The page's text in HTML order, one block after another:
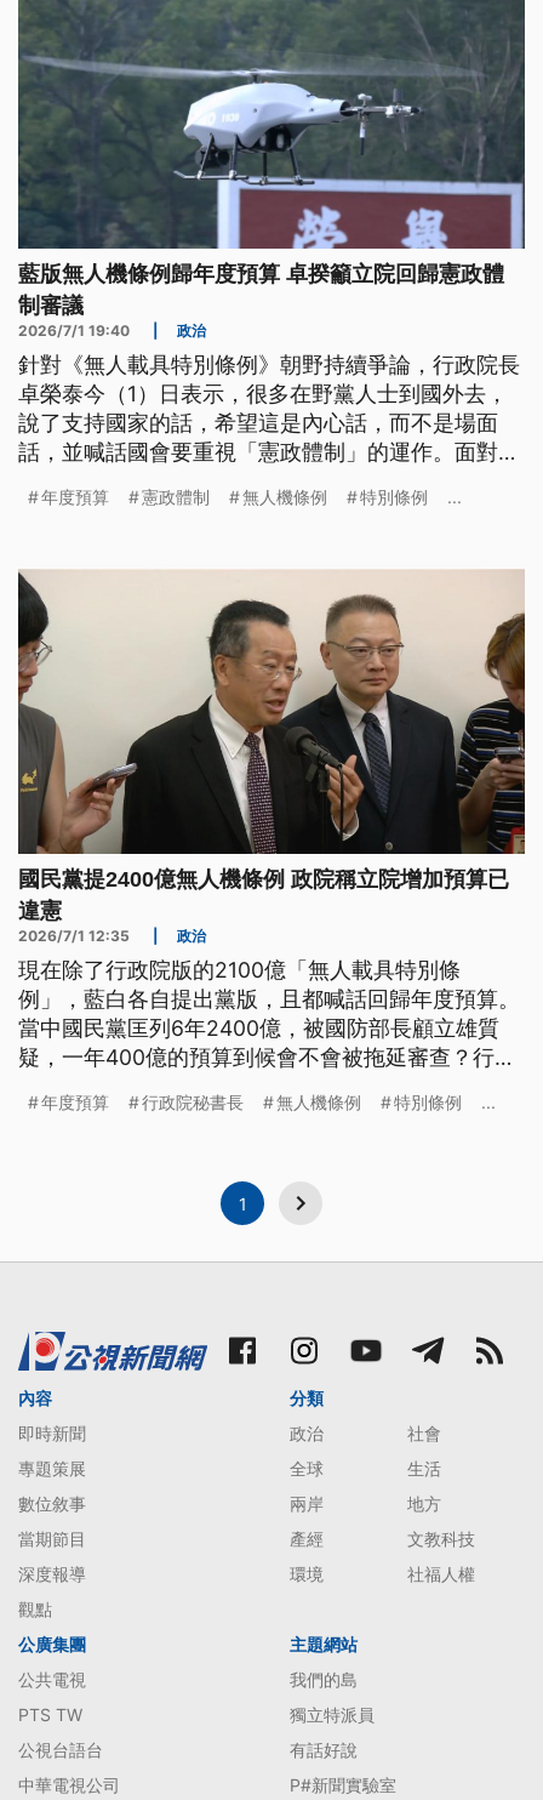
藍版無人機條例歸年度預算 卓揆籲立院回歸憲政體
制審議
2026/7/1 19:40 政治
針對《無人載具特別條例》朝野持續爭論，行政院長
卓榮泰今（1）日表示，很多在野黨人士到國外去，
說了支持國家的話，希望這是內心話，而不是場面
話，並喊話國會要重視「憲政體制」的運作。面對敵
地火力全開，進行「聯勇操演」，場面震撼。
年度預算 憲政體制 無人機條例 特別條例 ...
國民黨提2400億無人機條例 政院稱立院增加預算已
違憲
2026/7/1 12:35 政治
現在除了行政院版的2100億「無人載具特別條
例」，藍白各自提出黨版，且都喊話回歸年度預算。
當中國民黨匡列6年2400億，被國防部長顧立雄質
疑，一年400億的預算到候會不會被拖延審查？行政
之虞。
年度預算 行政院秘書長 無人機條例 特別條例 ...
1
內容
即時新聞
專題策展
數位敘事
當期節目
深度報導
觀點
分類
政治
社會
全球
生活
兩岸
地方
產經
文教科技
環境
社福人權
公廣集團
公共電視
PTS TW
公視台語台
中華電視公司
主題網站
我們的島
獨立特派員
有話好說
P#新聞實驗室